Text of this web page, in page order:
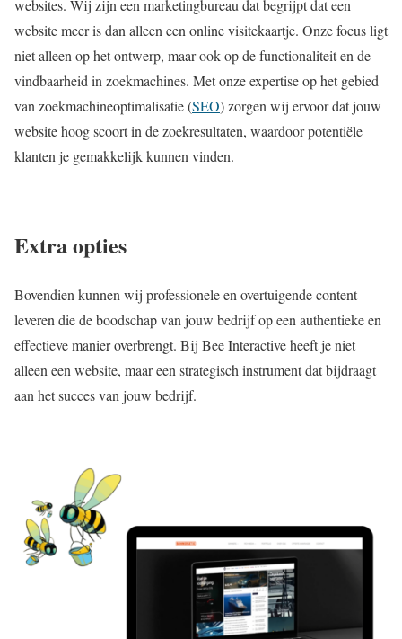
websites. Wij zijn een marketingbureau dat begrijpt dat een
website meer is dan alleen een online visitekaartje. Onze focus ligt
niet alleen op het ontwerp, maar ook op de functionaliteit en de
vindbaarheid in zoekmachines. Met onze expertise op het gebied
van zoekmachineoptimalisatie (SEO) zorgen wij ervoor dat jouw
website hoog scoort in de zoekresultaten, waardoor potentiële
klanten je gemakkelijk kunnen vinden.
Extra opties
Bovendien kunnen wij professionele en overtuigende content
leveren die de boodschap van jouw bedrijf op een authentieke en
effectieve manier overbrengt. Bij Bee Interactive heeft je niet
alleen een website, maar een strategisch instrument dat bijdraagt
aan het succes van jouw bedrijf.